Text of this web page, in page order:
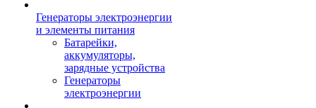
Генераторы электроэнергии
и элементы питания
Батарейки,
аккумуляторы,
зарядные устройства
Генераторы
электроэнергии